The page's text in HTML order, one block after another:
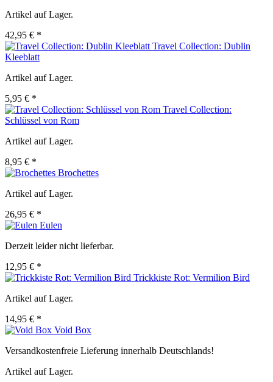
Artikel auf Lager.
42,95 € *
Travel Collection: Dublin
Kleeblatt
Artikel auf Lager.
5,95 € *
Travel Collection:
Schlüssel von Rom
Artikel auf Lager.
8,95 € *
Brochettes
Artikel auf Lager.
26,95 € *
Eulen
Derzeit leider nicht lieferbar.
12,95 € *
Trickkiste Rot: Vermilion Bird
Artikel auf Lager.
14,95 € *
Void Box
Versandkostenfreie Lieferung innerhalb Deutschlands!
Artikel auf Lager.